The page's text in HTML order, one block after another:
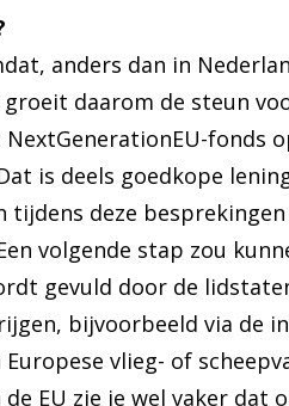
anders dan in
daarom de steun
fonds
is deels goedkope
deze
volgende stap zou
gevuld door de
bijvoorbeeld via de
vlieg- of
EU zie je wel vaker dat